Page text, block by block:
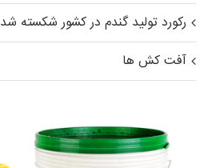
رکورد تولید گندم در کشور شکسته شد
آفت کش ها